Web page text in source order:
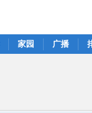
家园 广播